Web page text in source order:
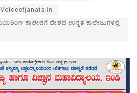
ಕಾಲೇಜಿಗೆ ದೇಶದ ಉನ್ನತ ಕಾಲೇಜುಗಳಲ್ಲಿ